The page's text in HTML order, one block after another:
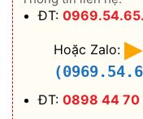
ĐT:
Hoặc Zalo:
ĐT: 0898 44 70